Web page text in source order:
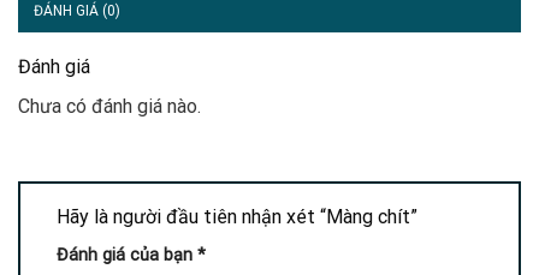
ĐÁNH GIÁ (0)
Đánh giá
Chưa có đánh giá nào.
Hãy là người đầu tiên nhận xét “Màng chít”
Đánh giá của bạn *